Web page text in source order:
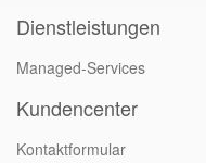
Dienstleistungen
Managed-Services
Kundencenter
Kontaktformular